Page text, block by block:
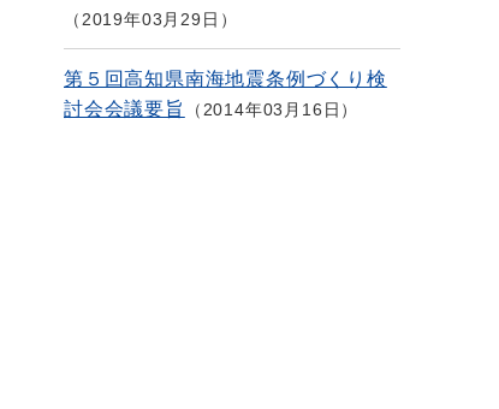
2019年03月29日
第５回高知県南海地震条例づくり検
討会会議要旨
2014年03月16日